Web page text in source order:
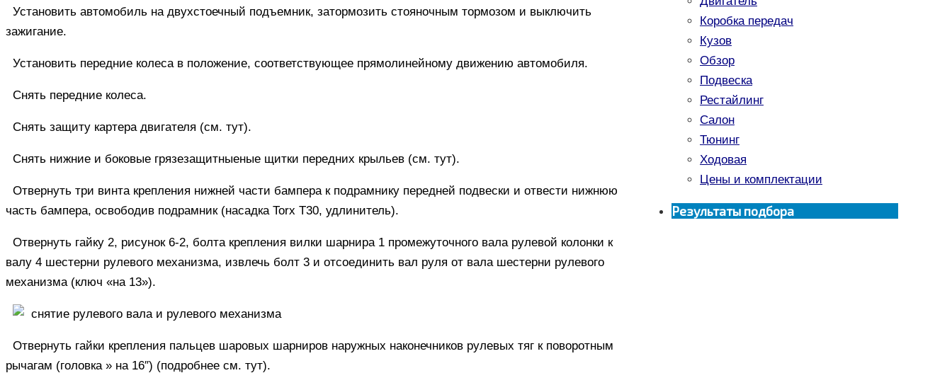
Установить автомобиль на двухстоечный подъемник, затормозить стояночным тормозом и выключить
зажигание.
Установить передние колеса в положение, соответствующее прямолинейному движению автомобиля.
Снять передние колеса.
Снять защиту картера двигателя (см. тут).
Снять нижние и боковые грязезащитныеные щитки передних крыльев (см. тут).
Отвернуть три винта крепления нижней части бампера к подрамнику передней подвески и отвести нижнюю
часть бампера, освободив подрамник (насадка Torx Т30, удлинитель).
Отвернуть гайку 2, рисунок 6-2, болта крепления вилки шарнира 1 промежуточного вала рулевой колонки к
валу 4 шестерни рулевого механизма, извлечь болт 3 и отсоединить вал руля от вала шестерни рулевого
механизма (ключ «на 13»).
Отвернуть гайки крепления пальцев шаровых шарниров наружных наконечников рулевых тяг к поворотным
рычагам (головка » на 16″) (подробнее см. тут).
Коробка передач
Кузов
Обзор
Подвеска
Рестайлинг
Салон
Тюнинг
Ходовая
Цены и комплектации
Результаты подбора